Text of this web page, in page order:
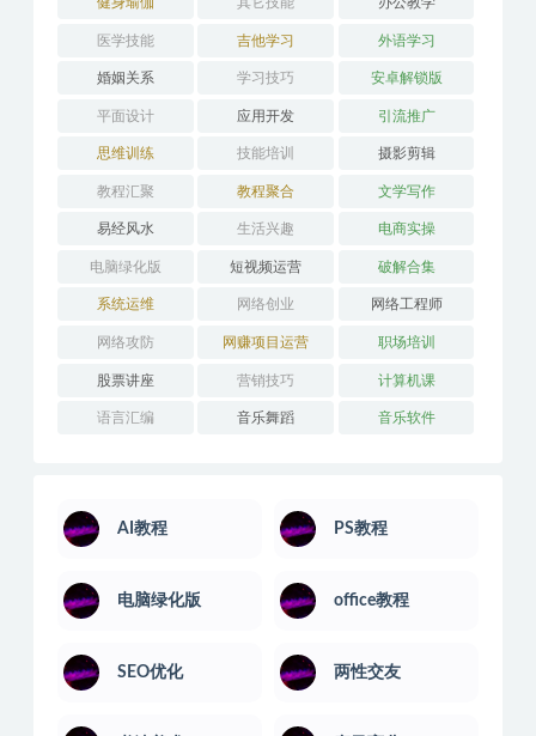
医学技能 吉他学习 外语学习
婚姻关系 学习技巧 安卓解锁版
平面设计 应用开发 引流推广
思维训练 技能培训 摄影剪辑
教程汇聚 教程聚合 文学写作
易经风水 生活兴趣 电商实操
电脑绿化版 短视频运营 破解合集
系统运维 网络创业 网络工程师
网络攻防 网赚项目运营 职场培训
股票讲座 营销技巧 计算机课
语言汇编 音乐舞蹈 音乐软件
AI教程 PS教程
电脑绿化版 office教程
SEO优化 两性交友